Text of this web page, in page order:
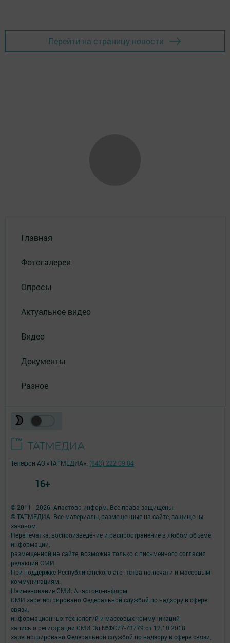
Перейти на страницу новости
Главная
Фотогалереи
Опросы
Актуальное видео
Видео
Документы
Разное
© 2011 - 2026. Апастово-информ. Все права защищены.
© ТАТМЕДИА. Все материалы, размещенные на сайте, защищены
законом.
Перепечатка, воспроизведение и распространение в любом объеме
информации,
размещенной на сайте, возможна только с письменного согласия
редакций СМИ.
При поддержке Республиканского агентства по печати и массовым
коммуникациям.
Наименование СМИ: Апастово-информ
СМИ зарегистрировано Федеральной службой по надзору в сфере
связи,
информационных технологий и массовых коммуникаций
запись о регистрации СМИ Эл №ФС77-73779 от 12.10.2018
зарегистрировано Федеральной службой по надзору в сфере связи,
Телефон АО «ТАТМЕДИА»: (843) 222 09 84
16+